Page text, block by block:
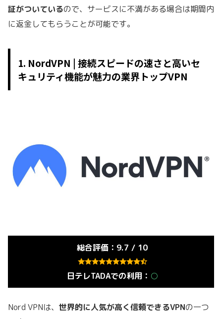
証がついているので、サービスに不満がある場合は期間内
に返金してもらうことが可能です。
1. NordVPN | 接続スピードの速さと高いセ
キュリティ機能が魅力の業界トップVPN
総合評価：9.7 / 10
日テレTADAでの利用： ○
Nord VPNは、 世界的に人気が高く信頼できるVPNの一つ